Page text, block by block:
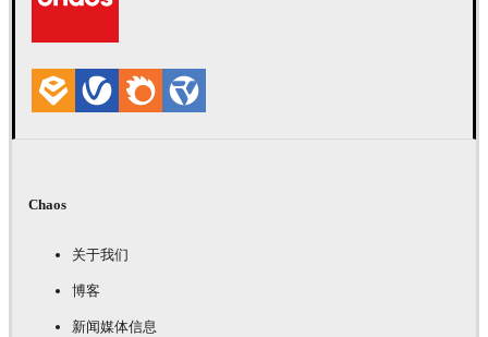
Chaos
关于我们
博客
新闻媒体信息